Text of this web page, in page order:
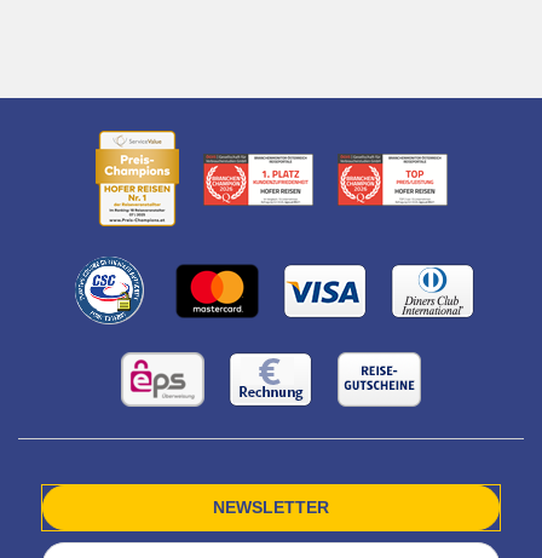
NEWSLETTER